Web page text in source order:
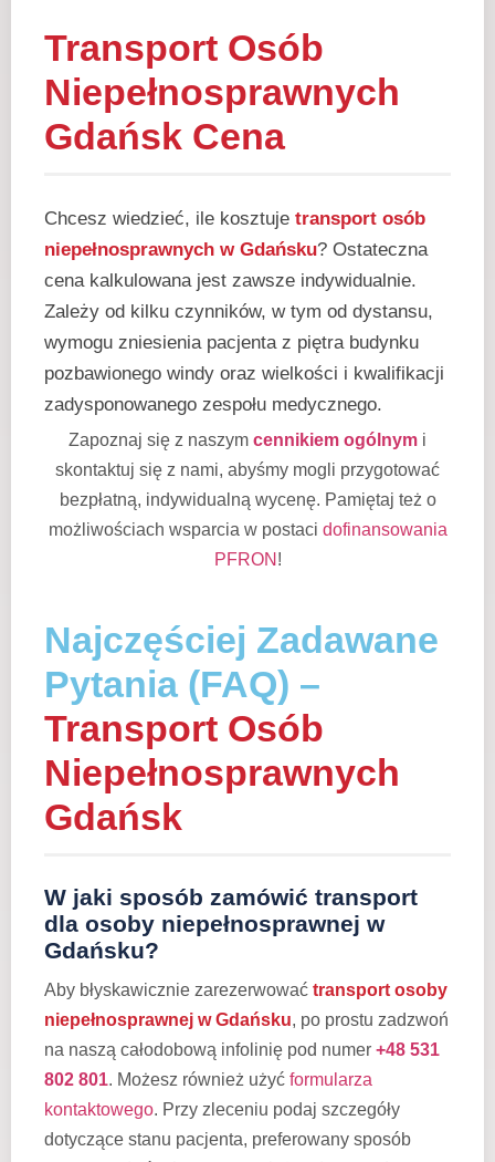
Transport Osób
Niepełnosprawnych
Gdańsk Cena
Chcesz wiedzieć, ile kosztuje transport osób
niepełnosprawnych w Gdańsku? Ostateczna
cena kalkulowana jest zawsze indywidualnie.
Zależy od kilku czynników, w tym od dystansu,
wymogu zniesienia pacjenta z piętra budynku
pozbawionego windy oraz wielkości i kwalifikacji
zadysponowanego zespołu medycznego.
Zapoznaj się z naszym cennikiem ogólnym i
skontaktuj się z nami, abyśmy mogli przygotować
bezpłatną, indywidualną wycenę. Pamiętaj też o
możliwościach wsparcia w postaci dofinansowania
PFRON !
Najczęściej Zadawane
Pytania (FAQ) –
Transport Osób
Niepełnosprawnych
Gdańsk
W jaki sposób zamówić transport
dla osoby niepełnosprawnej w
Gdańsku?
Aby błyskawicznie zarezerwować transport osoby
niepełnosprawnej w Gdańsku, po prostu zadzwoń
na naszą całodobową infolinię pod numer +48 531
802 801. Możesz również użyć formularza
kontaktowego. Przy zleceniu podaj szczegóły
dotyczące stanu pacjenta, preferowany sposób